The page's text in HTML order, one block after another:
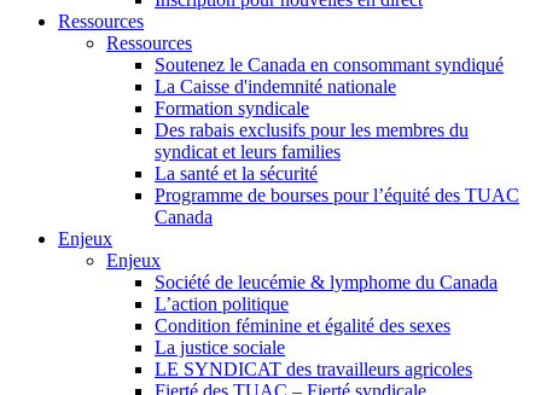
Ressources
Ressources
Soutenez le Canada en consommant syndiqué
La Caisse d'indemnité nationale
Formation syndicale
Des rabais exclusifs pour les membres du
syndicat et leurs families
La santé et la sécurité
Programme de bourses pour l’équité des TUAC
Canada
Enjeux
Enjeux
Société de leucémie & lymphome du Canada
L’action politique
Condition féminine et égalité des sexes
La justice sociale
LE SYNDICAT des travailleurs agricoles
Fierté des TUAC – Fierté syndicale